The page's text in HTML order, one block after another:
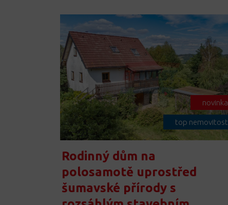
novinka
top nemovitost
Rodinný dům na
polosamotě uprostřed
šumavské přírody s